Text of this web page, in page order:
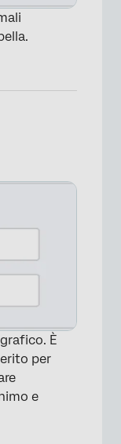
È
per
e